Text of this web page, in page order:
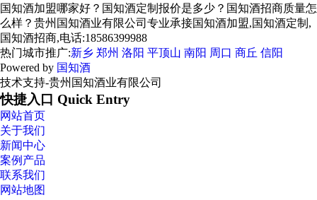
国知酒加盟哪家好？国知酒定制报价是多少？国知酒招商质量怎
么样？贵州国知酒业有限公司专业承接国知酒加盟,国知酒定制,
国知酒招商,电话:18586399988
热门城市推广:新乡 郑州 洛阳 平顶山 南阳 周口 商丘 信阳
Powered by 国知酒
技术支持-贵州国知酒业有限公司
快捷入口 Quick Entry
网站首页
关于我们
新闻中心
案例产品
联系我们
网站地图